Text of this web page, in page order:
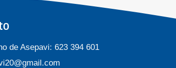
de Asepavi: 623 394 601